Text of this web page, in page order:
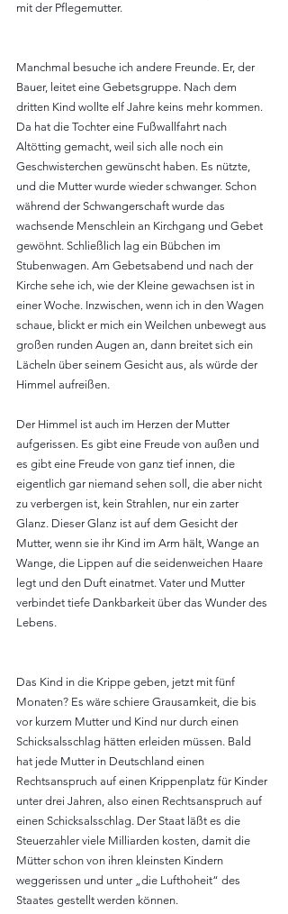
mit der Pflegemutter.
Manchmal besuche ich andere Freunde. Er, der
Bauer, leitet eine Gebetsgruppe. Nach dem
dritten Kind wollte elf Jahre keins mehr kommen.
Da hat die Tochter eine Fußwallfahrt nach
Altötting gemacht, weil sich alle noch ein
Geschwisterchen gewünscht haben. Es nützte,
und die Mutter wurde wieder schwanger. Schon
während der Schwangerschaft wurde das
wachsende Menschlein an Kirchgang und Gebet
gewöhnt. Schließlich lag ein Bübchen im
Stubenwagen. Am Gebetsabend und nach der
Kirche sehe ich, wie der Kleine gewachsen ist in
einer Woche. Inzwischen, wenn ich in den Wagen
schaue, blickt er mich ein Weilchen unbewegt aus
großen runden Augen an, dann breitet sich ein
Lächeln über seinem Gesicht aus, als würde der
Himmel aufreißen.
Der Himmel ist auch im Herzen der Mutter
aufgerissen. Es gibt eine Freude von außen und
es gibt eine Freude von ganz tief innen, die
eigentlich gar niemand sehen soll, die aber nicht
zu verbergen ist, kein Strahlen, nur ein zarter
Glanz. Dieser Glanz ist auf dem Gesicht der
Mutter, wenn sie ihr Kind im Arm hält, Wange an
Wange, die Lippen auf die seidenweichen Haare
legt und den Duft einatmet. Vater und Mutter
verbindet tiefe Dankbarkeit über das Wunder des
Lebens.
Das Kind in die Krippe geben, jetzt mit fünf
Monaten? Es wäre schiere Grausamkeit, die bis
vor kurzem Mutter und Kind nur durch einen
Schicksalsschlag hätten erleiden müssen. Bald
hat jede Mutter in Deutschland einen
Rechtsanspruch auf einen Krippenplatz für Kinder
unter drei Jahren, also einen Rechtsanspruch auf
einen Schicksalsschlag. Der Staat läßt es die
Steuerzahler viele Milliarden kosten, damit die
Mütter schon von ihren kleinsten Kindern
weggerissen und unter „die Lufthoheit“ des
Staates gestellt werden können.